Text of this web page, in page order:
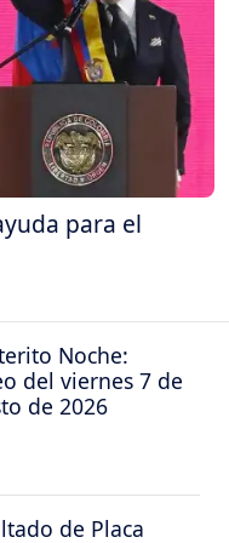
para el
Noche:
del viernes 7 de
de 2026
de Placa